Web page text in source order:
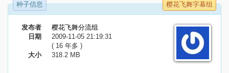
种子信息 樱花飞舞字幕组
发布者
樱花飞舞分流组
日期
2009-11-05 21:19:31
( 16 年多 )
大小
318.2 MB